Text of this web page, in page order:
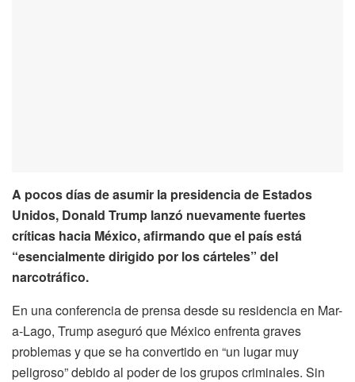
A pocos días de asumir la presidencia de Estados
Unidos, Donald Trump lanzó nuevamente fuertes
críticas hacia México, afirmando que el país está
“esencialmente dirigido por los cárteles” del
narcotráfico.
En una conferencia de prensa desde su residencia en Mar-
a-Lago, Trump aseguró que México enfrenta graves
problemas y que se ha convertido en “un lugar muy
peligroso” debido al poder de los grupos criminales. Sin